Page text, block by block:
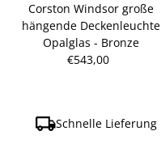
Corston Windsor große
hängende Deckenleuchte
Opalglas - Bronze
Regulärer
€543,00
Schnelle Lieferung